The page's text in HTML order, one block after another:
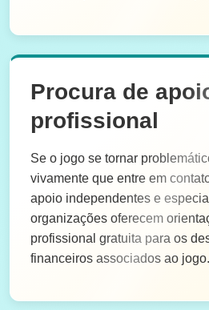
Procura de
profissional
Se o jogo se tornar
vivamente que entre em
apoio independentes e
organizações oferecem
profissional gratuita para os
financeiros associados ao jogo.